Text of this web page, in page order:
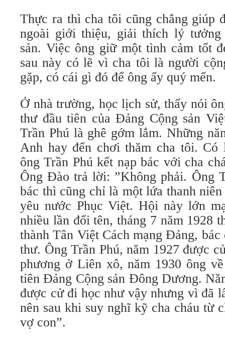
Thực ra thì cha tôi cũng chẳng giúp
ngoài giới thiệu, giải thích lý tưởng
sản. Việc ông giữ một tình cảm tốt
sau này có lẽ vì cha tôi là người
gặp, có cái gì đó để ông ấy quý mến.
Ở nhà trường, học lịch sử, thấy nói
thư đầu tiên của Đảng Cộng sản
Trần Phú là ghê gớm lắm. Những
Anh hay đến chơi thăm cha tôi. Có
ông Trần Phú kết nạp bác với cha
Ông Đào trả lời: ”Không phải. Ông
bác thì cũng chỉ là một lứa thanh
yêu nước Phục Việt. Hội này lớn
nhiều lần đổi tên, tháng 7 năm 1928
thành Tân Việt Cách mạng Đảng,
thư. Ông Trần Phú, năm 1927 được
phương ở Liên xô, năm 1930 ông
tiên Đảng Cộng sản Đông Dương.
được cử đi học như vậy nhưng vì đã
nên sau khi suy nghĩ kỹ cha cháu từ
vợ con”.